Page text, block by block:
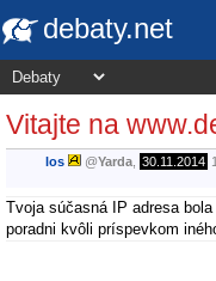
debaty.net
Vitajte na
los @Yarda 30.11.2014
Tvoja súčasná IP adresa
poradni kvôli príspevkom